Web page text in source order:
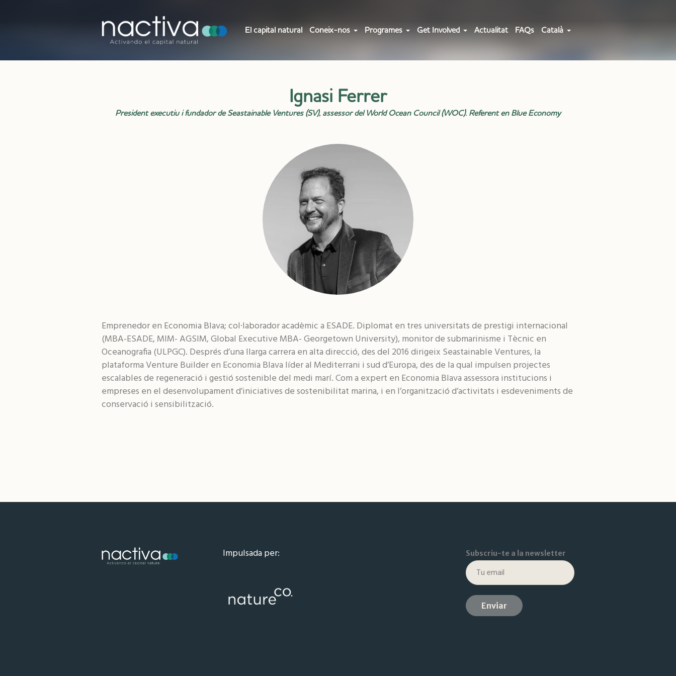
El capital natural Coneix-nos Programes Get Involved Actualitat FAQs Català
Ignasi Ferrer
President executiu i fundador de Seastainable Ventures (SV), assessor del World Ocean Council (WOC). Referent en Blue Economy
Emprenedor en Economia Blava; col·laborador acadèmic a ESADE. Diplomat en tres universitats de prestigi internacional
(MBA-ESADE, MIM- AGSIM, Global Executive MBA- Georgetown University), monitor de submarinisme i Tècnic en
Oceanografia (ULPGC). Després d’una llarga carrera en alta direcció, des del 2016 dirigeix Seastainable Ventures, la
plataforma Venture Builder en Economia Blava líder al Mediterrani i sud d’Europa, des de la qual impulsen projectes
escalables de regeneració i gestió sostenible del medi marí. Com a expert en Economia Blava assessora institucions i
empreses en el desenvolupament d’iniciatives de sostenibilitat marina, i en l’organització d’activitats i esdeveniments de
conservació i sensibilització.
Impulsada per: Subscriu-te a la newsletter